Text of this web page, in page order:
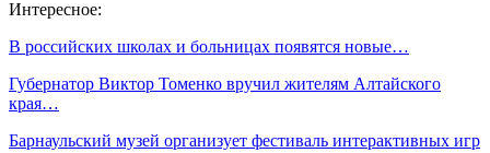
Интересное:
В российских школах и больницах появятся новые…
Губернатор Виктор Томенко вручил жителям Алтайского
края…
Барнаульский музей организует фестиваль интерактивных игр